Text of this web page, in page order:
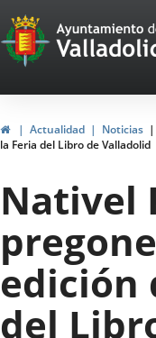
Portal
Web
del
de
Valladolid
HomeActualidad Noticias
la Feria del Libro de Valladolid
Nativel
edición
del